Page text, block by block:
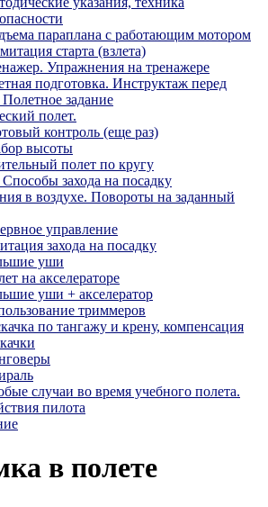
параплана с работающим мотором
старта (взлета)
Упражнения на тренажере
подготовка. Инструктаж перед
задание
полет.
контроль (еще раз)
высоты
полет по кругу
захода на посадку
в воздухе. Повороты на заданный
управление
захода на посадку
уши
на акселераторе
уши + акселератор
триммеров
по тангажу и крену, компенсация
случаи во время учебного полета.
пилота
в полете